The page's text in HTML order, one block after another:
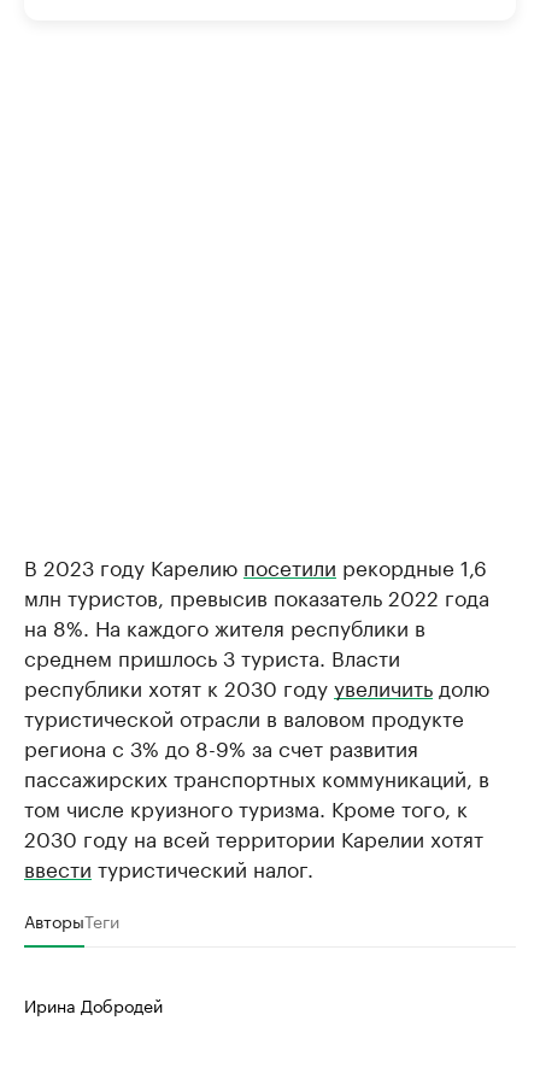
В 2023 году Карелию посетили рекордные 1,6
млн туристов, превысив показатель 2022 года
на 8%. На каждого жителя республики в
среднем пришлось 3 туриста. Власти
республики хотят к 2030 годуувеличить долю
туристической отрасли в валовом продукте
региона с 3% до 8-9% за счет развития
пассажирских транспортных коммуникаций, в
том числе круизного туризма. Кроме того, к
2030 году на всей территории Карелии хотят
ввести туристический налог.
АвторыТеги
Ирина Добродей